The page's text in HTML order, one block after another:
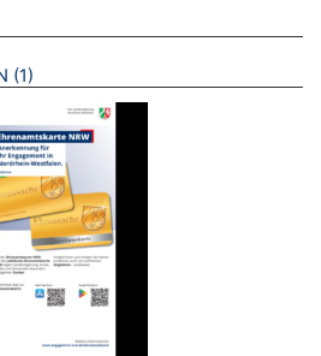
ODER ZULETZT ANGESEHENE
1 BROSCHÜREN